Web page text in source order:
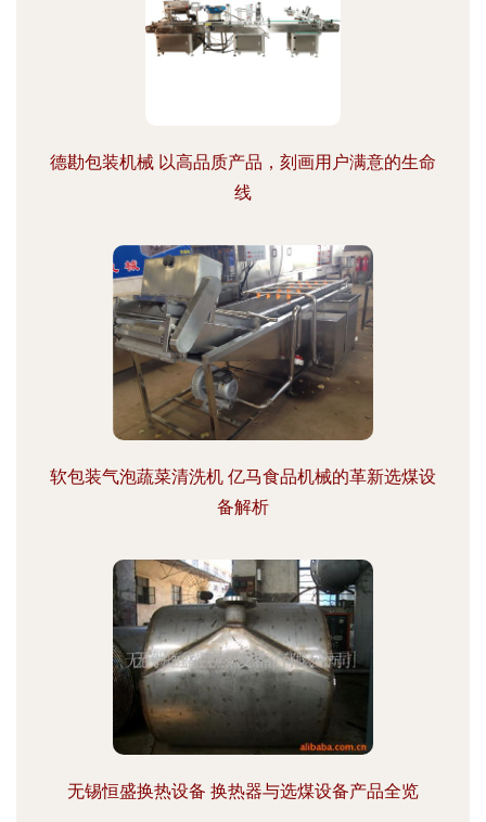
德勘包装机械 以高品质产品，刻画用户满意的生命
线
软包装气泡蔬菜清洗机 亿马食品机械的革新选煤设
备解析
无锡恒盛换热设备 换热器与选煤设备产品全览